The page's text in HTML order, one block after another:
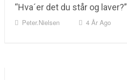
“Hva´er det du står og laver?”
Peter.nielsen 4 År Ago